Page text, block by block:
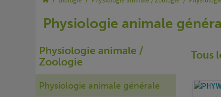
Physiologie animale
Physiologie animale /
Zoologie
Physiologie animale générale
Tous